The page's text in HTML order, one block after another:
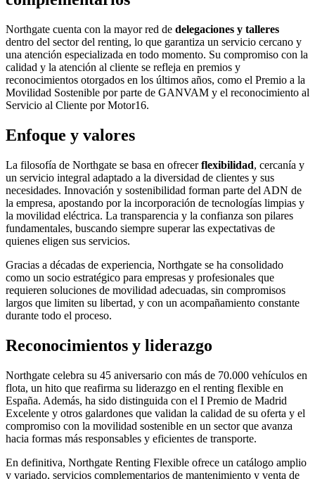
Northgate cuenta con la mayor red de delegaciones y talleres
dentro del sector del renting, lo que garantiza un servicio cercano y
una atención especializada en todo momento. Su compromiso con la
calidad y la atención al cliente se refleja en premios y
reconocimientos otorgados en los últimos años, como el Premio a la
Movilidad Sostenible por parte de GANVAM y el reconocimiento al
Servicio al Cliente por Motor16.
Enfoque y valores
La filosofía de Northgate se basa en ofrecerflexibilidad, cercanía y
un servicio integral adaptado a la diversidad de clientes y sus
necesidades. Innovación y sostenibilidad forman parte del ADN de
la empresa, apostando por la incorporación de tecnologías limpias y
la movilidad eléctrica. La transparencia y la confianza son pilares
fundamentales, buscando siempre superar las expectativas de
quienes eligen sus servicios.
Gracias a décadas de experiencia, Northgate se ha consolidado
como un socio estratégico para empresas y profesionales que
requieren soluciones de movilidad adecuadas, sin compromisos
largos que limiten su libertad, y con un acompañamiento constante
durante todo el proceso.
Reconocimientos y liderazgo
Northgate celebra su 45 aniversario con más de 70.000 vehículos en
flota, un hito que reafirma su liderazgo en el renting flexible en
España. Además, ha sido distinguida con el I Premio de Madrid
Excelente y otros galardones que validan la calidad de su oferta y el
compromiso con la movilidad sostenible en un sector que avanza
hacia formas más responsables y eficientes de transporte.
En definitiva, Northgate Renting Flexible ofrece un catálogo amplio
y variado, servicios complementarios de mantenimiento y venta de